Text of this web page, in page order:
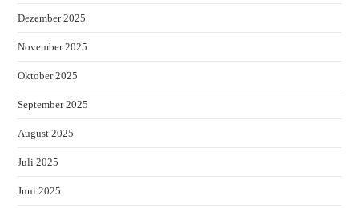
Dezember 2025
November 2025
Oktober 2025
September 2025
August 2025
Juli 2025
Juni 2025